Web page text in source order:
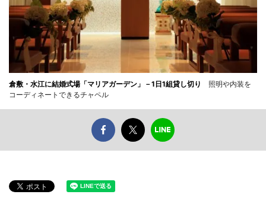
倉敷・水江に結婚式場「マリアガーデン」－1日1組貸し切り
照明や内装を
コーディネートできるチャペル